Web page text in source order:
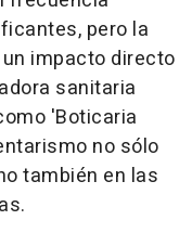
pero la
impacto directo
sanitaria
'Boticaria
no sólo
también en las